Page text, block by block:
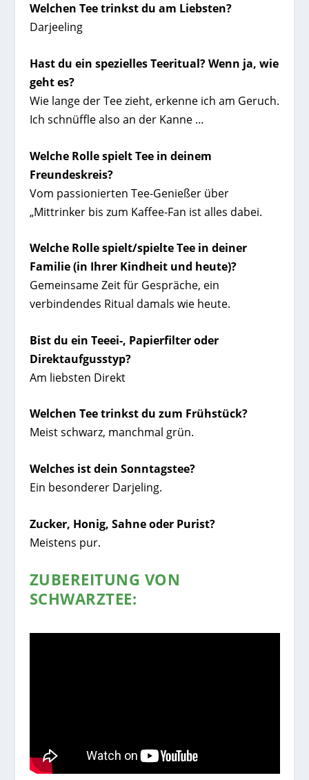
Welchen Tee trinkst du am Liebsten?
Darjeeling
Hast du ein spezielles Teeritual? Wenn ja, wie
geht es?
Wie lange der Tee zieht, erkenne ich am Geruch.
Ich schnüffle also an der Kanne …
Welche Rolle spielt Tee in deinem
Freundeskreis?
Vom passionierten Tee-Genießer über
„Mittrinker bis zum Kaffee-Fan ist alles dabei.
Welche Rolle spielt/spielte Tee in deiner
Familie (in Ihrer Kindheit und heute)?
Gemeinsame Zeit für Gespräche, ein
verbindendes Ritual damals wie heute.
Bist du ein Teeei-, Papierfilter oder
Direktaufgusstyp?
Am liebsten Direkt
Welchen Tee trinkst du zum Frühstück?
Meist schwarz, manchmal grün.
Welches ist dein Sonntagstee?
Ein besonderer Darjeling.
Zucker, Honig, Sahne oder Purist?
Meistens pur.
ZUBEREITUNG VON
SCHWARZTEE: